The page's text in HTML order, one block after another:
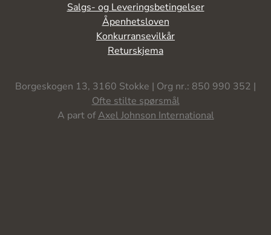
Salgs- og Leveringsbetingelser
Åpenhetsloven
Konkurransevilkår
Returskjema
Borgeskogen 13, 3160 Stokke | Org nr.: 850 990 352 |
Ofte stilte spørsmål
A part ofAxel Johnson International